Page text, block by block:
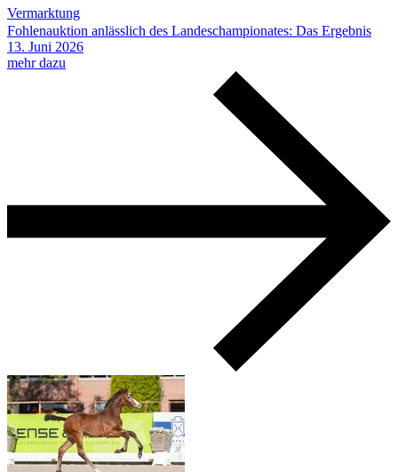
Vermarktung
Fohlenauktion anlässlich des Landeschampionates: Das Ergebnis
13. Juni 2026
mehr dazu